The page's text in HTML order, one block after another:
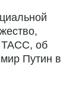
ТАСС, об
Путин в